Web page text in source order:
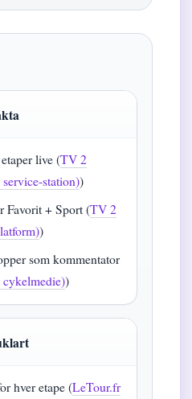
live (TV 2
station))
Favorit + Sport (TV 2
)
som kommentator
)
hver etape (LeTour.fr